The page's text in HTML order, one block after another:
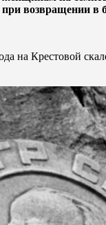
возвращении в
на Крестовой